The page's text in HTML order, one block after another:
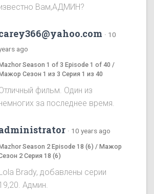
Вам,АДМИН?
· 10
ago
Season 1 of 3 Episode 1 of 40 /
Сезон 1 из 3 Серия 1 из 40
фильм. Один из
за последнее время.
· 10 years ago
Season 2 Episode 18 (6) / Мажор
2 Серия 18 (6)
Lola Brady, добавлены серии
Админ.